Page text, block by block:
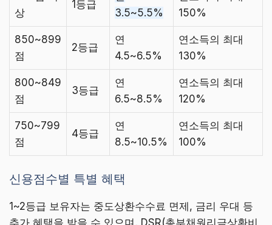
상
1등급
3.5~5.5%
150%
850~899
점
2등급
연
4.5~6.5%
연소득의 최대
130%
800~849
점
3등급
연
6.5~8.5%
연소득의 최대
120%
750~799
점
4등급
연
8.5~10.5%
연소득의 최대
100%
신용점수별 특별 혜택
1~2등급 보유자는 중도상환수수료 면제, 금리 우대 등
추가 혜택을 받을 수 있으며, DSR(총부채원리금상환비